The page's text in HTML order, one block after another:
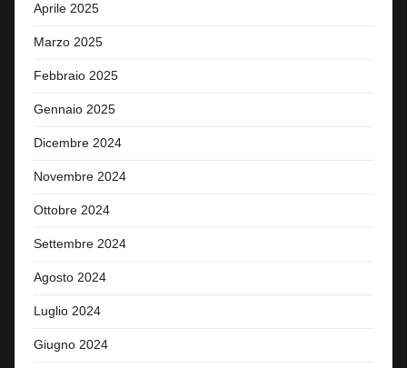
Aprile 2025
Marzo 2025
Febbraio 2025
Gennaio 2025
Dicembre 2024
Novembre 2024
Ottobre 2024
Settembre 2024
Agosto 2024
Luglio 2024
Giugno 2024